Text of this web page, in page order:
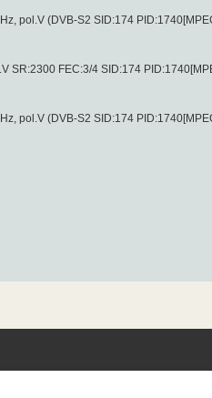
pol.V (DVB-S2 SID:174
SR:2300 FEC:3/4 SID:174
pol.V (DVB-S2 SID:174